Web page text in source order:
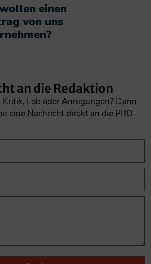
einen
von uns
an die Redaktion
Kritik, Lob oder Anregungen? Dann
eine Nachricht direkt an die PRO-